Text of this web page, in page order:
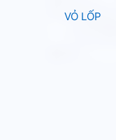
VỎ LỐP